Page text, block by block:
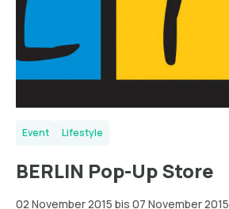
Event Lifestyle
BERLIN Pop-Up Store
02 November 2015 bis 07 November 2015